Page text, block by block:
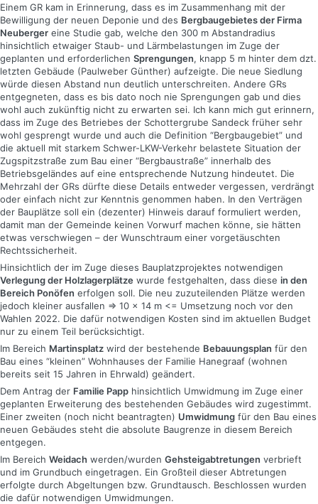
Einem GR kam in Erinnerung, dass es im Zusammenhang mit der
Bewilligung der neuen Deponie und des Bergbaugebietes der Firma
Neuberger eine Studie gab, welche den 300 m Abstandradius
hinsichtlich etwaiger Staub- und Lärmbelastungen im Zuge der
geplanten und erforderlichen Sprengungen, knapp 5 m hinter dem dzt.
letzten Gebäude (Paulweber Günther) aufzeigte. Die neue Siedlung
würde diesen Abstand nun deutlich unterschreiten. Andere GRs
entgegneten, dass es bis dato noch nie Sprengungen gab und dies
wohl auch zukünftig nicht zu erwarten sei. Ich kann mich gut erinnern,
dass im Zuge des Betriebes der Schottergrube Sandeck früher sehr
wohl gesprengt wurde und auch die Definition “Bergbaugebiet” und
die aktuell mit starkem Schwer-LKW-Verkehr belastete Situation der
Zugspitzstraße zum Bau einer “Bergbaustraße” innerhalb des
Betriebsgeländes auf eine entsprechende Nutzung hindeutet. Die
Mehrzahl der GRs dürfte diese Details entweder vergessen, verdrängt
oder einfach nicht zur Kenntnis genommen haben. In den Verträgen
der Bauplätze soll ein (dezenter) Hinweis darauf formuliert werden,
damit man der Gemeinde keinen Vorwurf machen könne, sie hätten
etwas verschwiegen – der Wunschtraum einer vorgetäuschten
Rechtssicherheit.
Hinsichtlich der im Zuge dieses Bauplatzprojektes notwendigen
Verlegung der Holzlagerplätze wurde festgehalten, dass diese in den
Bereich Ponöfen erfolgen soll. Die neu zuzuteilenden Plätze werden
jedoch kleiner ausfallen => 10 x 14 m <= Umsetzung noch vor den
Wahlen 2022. Die dafür notwendigen Kosten sind im aktuellen Budget
nur zu einem Teil berücksichtigt.
Im Bereich Martinsplatz wird der bestehende Bebauungsplan für den
Bau eines “kleinen” Wohnhauses der Familie Hanegraaf (wohnen
bereits seit 15 Jahren in Ehrwald) geändert.
Dem Antrag der Familie Papp hinsichtlich Umwidmung im Zuge einer
geplanten Erweiterung des bestehenden Gebäudes wird zugestimmt.
Einer zweiten (noch nicht beantragten) Umwidmung für den Bau eines
neuen Gebäudes steht die absolute Baugrenze in diesem Bereich
entgegen.
Im Bereich Weidach werden/wurden Gehsteigabtretungen verbrieft
und im Grundbuch eingetragen. Ein Großteil dieser Abtretungen
erfolgte durch Abgeltungen bzw. Grundtausch. Beschlossen wurden
die dafür notwendigen Umwidmungen.